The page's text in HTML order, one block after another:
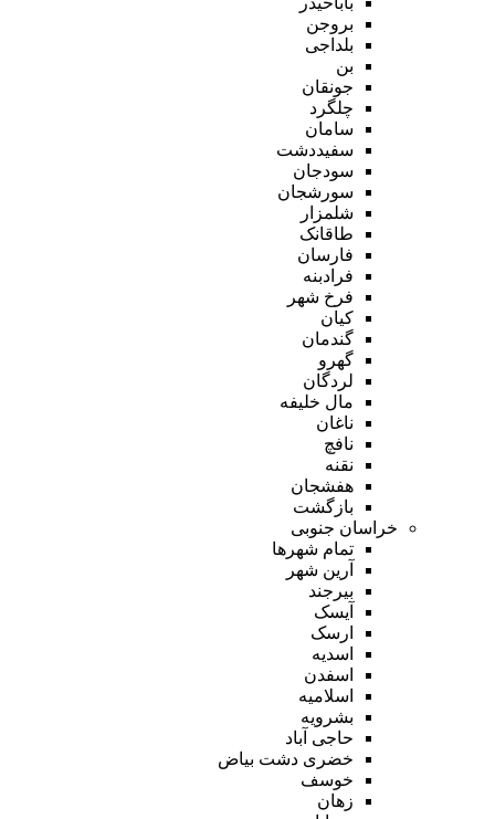
بروجن
بلداجی
بن
جونقان
چلگرد
سامان
سفیددشت
سودجان
سورشجان
شلمزار
طاقانک
فارسان
فرادبنه
فرخ شهر
کیان
گندمان
گهرو
لردگان
مال خلیفه
ناغان
نافچ
نقنه
هفشجان
بازگشت
خراسان جنوبی
تمام شهر‌ها
آرین شهر
بیرجند
آیسک
ارسک
اسدیه
اسفدن
اسلامیه
بشرویه
حاجی آباد
خضری دشت بیاض
خوسف
زهان